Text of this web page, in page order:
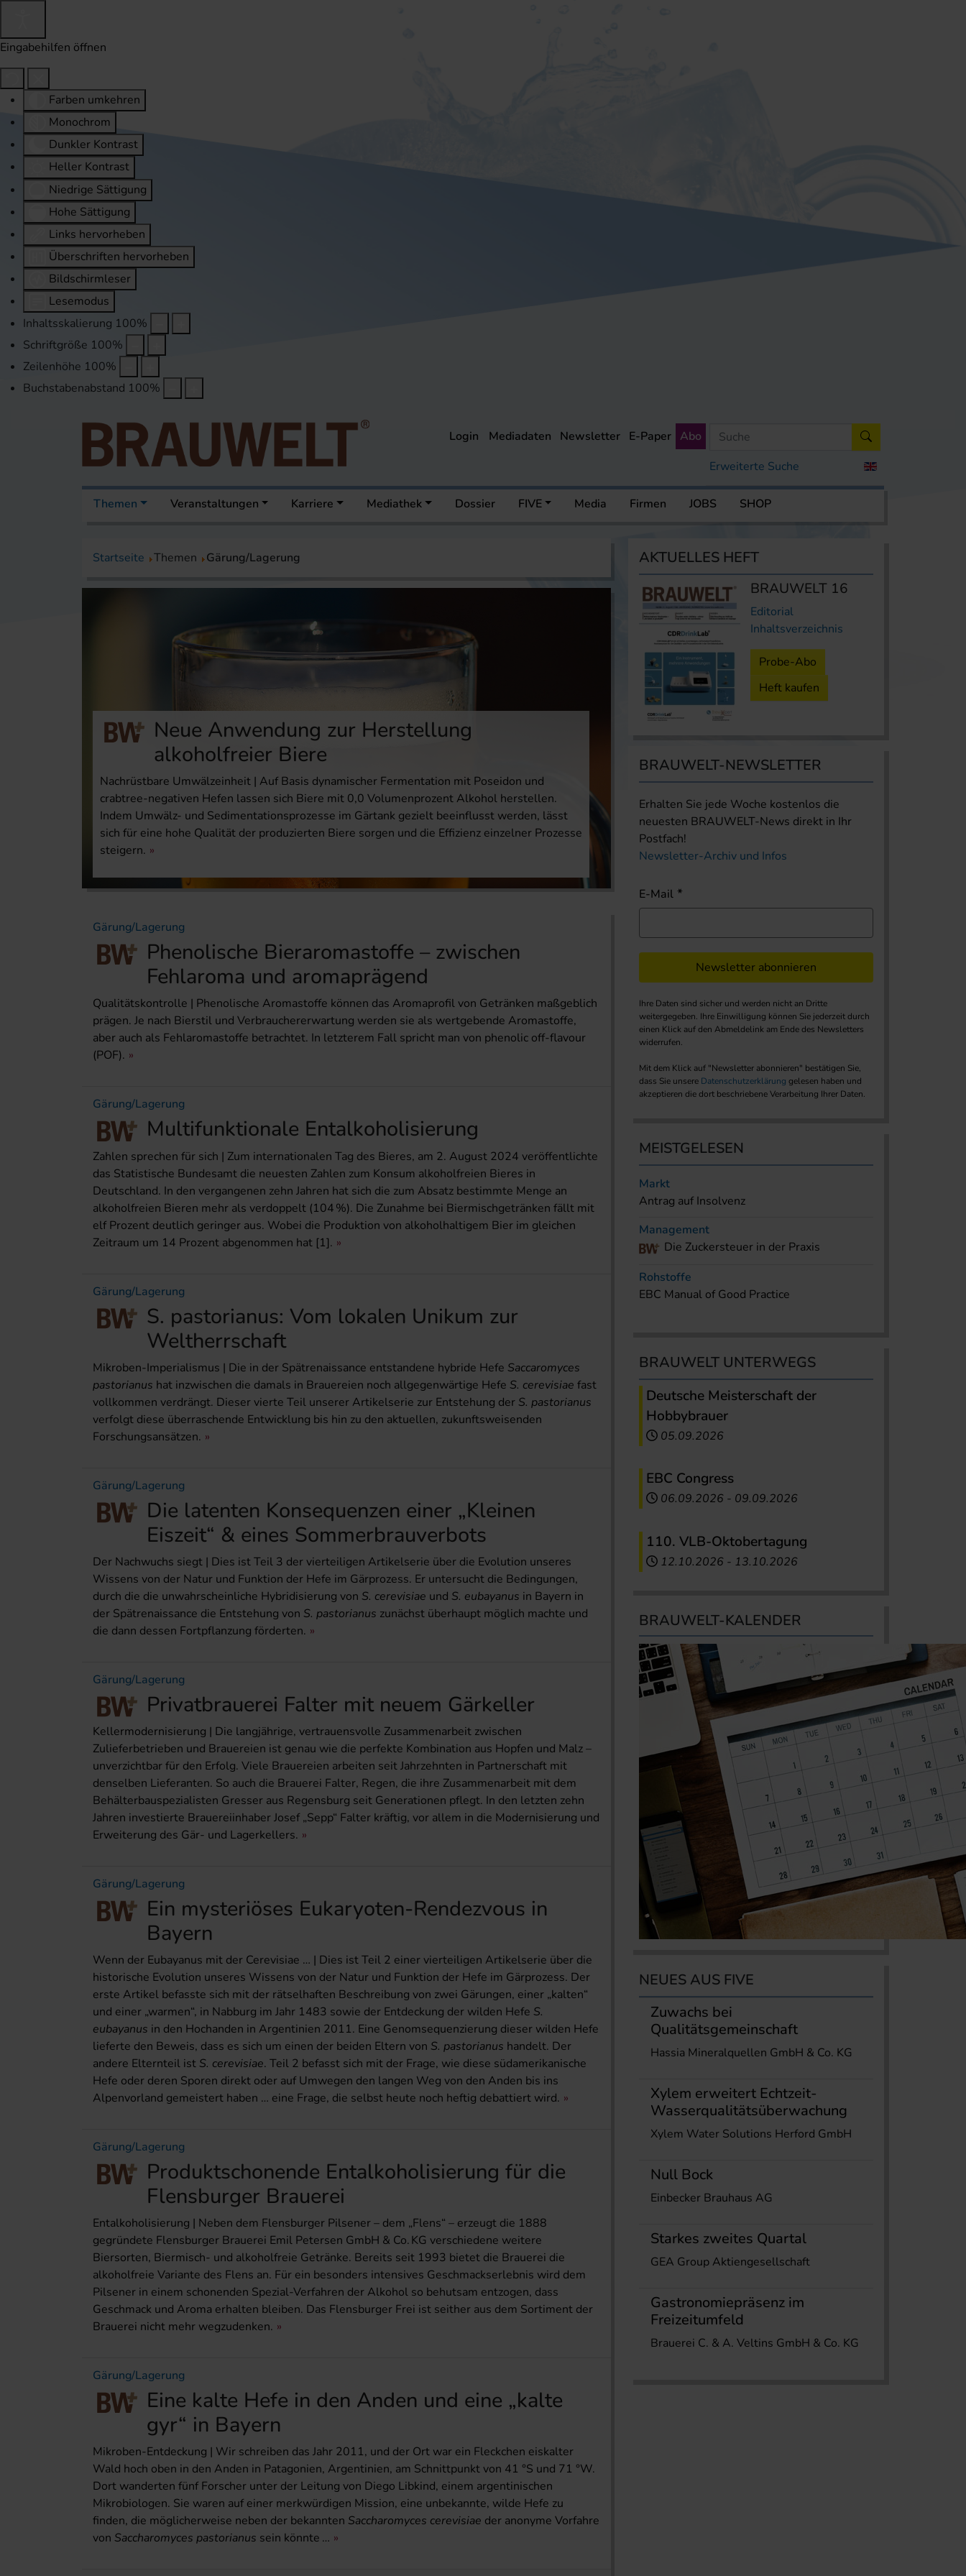
Eingabehilfen öffnen
Farben umkehren
Monochrom
Dunkler Kontrast
Heller Kontrast
Niedrige Sättigung
Hohe Sättigung
Links hervorheben
Überschriften hervorheben
Bildschirmleser
Lesemodus
Inhaltsskalierung 100%
Schriftgröße 100%
Zeilenhöhe 100%
Buchstabenabstand 100%
Erweiterte Suche
Login Mediadaten Newsletter E-Paper Abo
Themen Veranstaltungen Karriere Mediathek Dossier FIVE Media Firmen JOBS SHOP
Startseite Themen Gärung/Lagerung
Neue Anwendung zur Her­stellung
alkoholfreier Biere
Nachrüstbare Umwälzeinheit | Auf Basis dynamischer Fermentation mit Poseidon und
crabtree-negativen Hefen lassen sich Biere mit 0,0 Volumenprozent Alkohol herstellen.
Indem Umwälz- und Sedimentationsprozesse im Gärtank gezielt beeinflusst werden, lässt
sich für eine hohe Qualität der produzierten Biere sorgen und die Effizienz einzelner Prozesse
steigern.
Gärung/Lagerung
Phenolische Bieraromastoffe – zwischen
Fehlaroma und aromaprägend
Qualitätskontrolle | Phenolische Aromastoffe können das Aromaprofil von Getränken maßgeblich
prägen. Je nach Bierstil und Verbrauchererwartung werden sie als wertgebende Aromastoffe,
aber auch als Fehlaromastoffe betrachtet. In letzterem Fall spricht man von phenolic off-flavour
(POF).
Gärung/Lagerung
Multifunktionale Entalkoholisierung
Zahlen sprechen für sich | Zum internationalen Tag des Bieres, am 2. August 2024 veröffentlichte
das Statistische Bundesamt die neuesten Zahlen zum Konsum alkoholfreien Bieres in
Deutschland. In den vergangenen zehn Jahren hat sich die zum Absatz bestimmte Menge an
alkoholfreien Bieren mehr als verdoppelt (104 %). Die Zunahme bei Biermischgetränken fällt mit
elf Prozent deutlich geringer aus. Wobei die Produktion von alkoholhaltigem Bier im gleichen
Zeitraum um 14 Prozent abgenommen hat [1].
Gärung/Lagerung
S. pastorianus: Vom lokalen Unikum zur
Weltherrschaft
Mikroben-Imperialismus | Die in der Spätrenaissance entstandene hybride Hefe Saccaromyces
pastorianus hat inzwischen die damals in Brauereien noch allgegenwärtige Hefe S. cerevisiae fast
vollkommen verdrängt. Dieser vierte Teil unserer Artikelserie zur Entstehung derS. pastorianus
verfolgt diese überraschende Entwicklung bis hin zu den aktuellen, zukunftsweisenden
Forschungsansätzen.
Gärung/Lagerung
Die latenten Konsequenzen einer „Kleinen
Eiszeit“ & eines Sommerbrauverbots
Der Nachwuchs siegt | Dies ist Teil 3 der vierteiligen Artikel­serie über die Evolution unseres
Wissens von der Natur und Funktion der Hefe im Gärprozess. Er untersucht die Bedingungen,
durch die die unwahrscheinliche Hybridisierung von S. cerevisiae und S. eubayanus in Bayern in
der Spätrenaissance die Entstehung von S. pastorianus zunächst überhaupt möglich machte und
die dann dessen Fortpflanzung förderten.
Gärung/Lagerung
Privatbrauerei Falter mit neuem Gärkeller
Kellermodernisierung | Die langjährige, vertrauensvolle Zu­sammenarbeit zwischen
Zulieferbetrieben und Brauereien ist genau wie die perfekte Kombination aus Hopfen und Malz –
unverzichtbar für den Erfolg. Viele Brauereien arbeiten seit Jahrzehnten in Partnerschaft mit
denselben Lieferanten. So auch die Brauerei Falter, Regen, die ihre Zusammenarbeit mit dem
Behälterbauspezialisten Gresser aus Regensburg seit Generationen pflegt. In den letzten zehn
Jahren investierte Brauereiinhaber Josef „Sepp“ Falter kräftig, vor allem in die Modernisierung und
Erweiterung des Gär- und Lagerkellers.
Gärung/Lagerung
Ein mysteriöses Eukaryoten-Rendezvous in
Bayern
Wenn der Eubayanus mit der Cerevisiae … | Dies ist Teil 2 einer vierteiligen Artikelserie über die
historische Evolution unseres Wissens von der Natur und Funktion der Hefe im Gärprozess. Der
erste Artikel befasste sich mit der rätselhaften Beschreibung von zwei Gärungen, einer „kalten“
und einer „warmen“, in Nabburg im Jahr 1483 sowie der Entdeckung der wilden Hefe S.
eubayanus in den Hochanden in Argentinien 2011. Eine Genomsequenzierung dieser wilden Hefe
lieferte den Beweis, dass es sich um einen der beiden Eltern von S. pastorianus handelt. Der
andere Elternteil istS. cerevisiae. Teil 2 befasst sich mit der Frage, wie diese südamerikanische
Hefe oder deren Sporen direkt oder auf Umwegen ­den langen Weg von den Anden bis ins
Alpenvorland gemeistert haben … eine Frage, die selbst heute noch heftig debattiert wird.
Gärung/Lagerung
Produktschonende Entalkoholisierung für die
Flensburger Brauerei
Entalkoholisierung | Neben dem Flensburger Pilsener – dem „Flens“ – erzeugt die 1888
gegründete Flensburger Brauerei Emil Petersen GmbH & Co. KG verschiedene weitere
Biersorten, Biermisch- und alkoholfreie Getränke. Bereits seit 1993 bietet die Brauerei die
alkoholfreie Variante des Flens an. Für ein besonders intensives Geschmackserlebnis wird dem
Pilsener in einem schonenden Spezial-Verfahren der Alkohol so behutsam entzogen, dass
Geschmack und Aroma erhalten bleiben. Das Flensburger Frei ist seither aus dem Sortiment der
Brauerei nicht mehr wegzudenken.
Gärung/Lagerung
Eine kalte Hefe in den Anden und eine „kalte
gyr“ in Bayern
Mikroben-Entdeckung | Wir schreiben das Jahr 2011, und der Ort war ein Fleckchen eiskalter
Wald hoch oben in den Anden in Patagonien, Argentinien, am Schnittpunkt von 41 °S und 71 °W.
Dort wanderten fünf Forscher unter der Leitung von Diego Lib­kind, einem argentinischen
Mikrobiologen. Sie waren auf einer merkwürdigen Mission, eine unbekannte, wilde Hefe zu
finden, die möglicherweise neben der bekannten Saccharomyces cerevisiae der anonyme Vorfahre
von Saccharomyces pastorianus sein könnte …
AKTUELLES HEFT
BRAUWELT 16
Editorial
Inhaltsverzeichnis
Probe-Abo
Heft kaufen
BRAUWELT-NEWSLETTER
Erhalten Sie jede Woche kostenlos die
neuesten BRAUWELT-News direkt in Ihr
Postfach!
Newsletter-Archiv und Infos
E-Mail
Newsletter abonnieren
Ihre Daten sind sicher und werden nicht an Dritte
weitergegeben. Ihre Einwilligung können Sie jederzeit durch
einen Klick auf den Abmeldelink am Ende des Newsletters
widerrufen.
Mit dem Klick auf "Newsletter abonnieren" bestätigen Sie,
dass Sie unsere Datenschutzerklärung gelesen haben und
akzeptieren die dort beschriebene Verarbeitung Ihrer Daten.
MEISTGELESEN
Markt
Antrag auf Insolvenz
Management
Die Zuckersteuer in der Praxis
Rohstoffe
EBC Manual of Good Practice
BRAUWELT UNTERWEGS
Deutsche Meisterschaft der
Hobbybrauer
05.09.2026
EBC Congress
06.09.2026 - 09.09.2026
110. VLB-Oktobertagung
12.10.2026 - 13.10.2026
BRAUWELT-KALENDER
NEUES AUS FIVE
Zuwachs bei
Qualitätsgemeinschaft
Hassia Mineralquellen GmbH & Co. KG
Xylem erweitert Echtzeit-
Wasserqualitätsüberwachung
Xylem Water Solutions Herford GmbH
Null Bock
Einbecker Brauhaus AG
Starkes zweites Quartal
GEA Group Aktiengesellschaft
Gastronomiepräsenz im
Freizeitumfeld
Brauerei C. & A. Veltins GmbH & Co. KG